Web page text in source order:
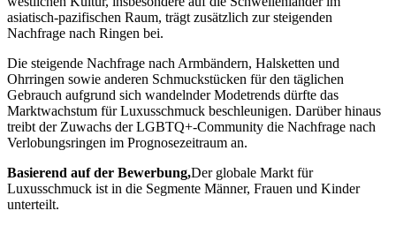
asiatisch-pazifischen Raum, trägt zusätzlich zur steigenden
Nachfrage nach Ringen bei.
Die steigende Nachfrage nach Armbändern, Halsketten und
Ohrringen sowie anderen Schmuckstücken für den täglichen
Gebrauch aufgrund sich wandelnder Modetrends dürfte das
Marktwachstum für Luxusschmuck beschleunigen. Darüber hinaus
treibt der Zuwachs der LGBTQ+-Community die Nachfrage nach
Verlobungsringen im Prognosezeitraum an.
Basierend auf der Bewerbung,Der globale Markt für
Luxusschmuck ist in die Segmente Männer, Frauen und Kinder
unterteilt.